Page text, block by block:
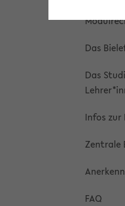
Das
Das
Infos zur
Zentrale
FAQ